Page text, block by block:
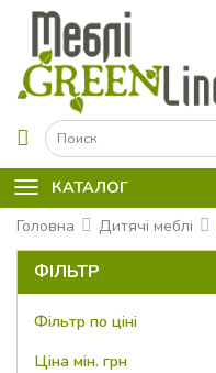
☰
КАТАЛОГ
Головна
Дитячі меблі
ФІЛЬТР
Фільтр по ціні
Ціна мін. грн